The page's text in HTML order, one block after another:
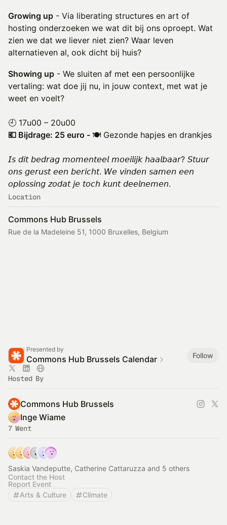
Growing up - Via liberating structures en art of
hosting onderzoeken we wat dit bij ons oproept. Wat
zien we dat we liever niet zien? Waar leven
alternatieven al, ook dicht bij huis?
Showing up - We sluiten af met een persoonlijke
vertaling: wat doe jij nu, in jouw context, met wat je
weet en voelt?
🕘 17u00 – 20u00
💶 Bijdrage: 25 euro - 🍽️ Gezonde hapjes en drankjes
𝘐𝘴 𝘥𝘪𝘵 𝘣𝘦𝘥𝘳𝘢𝘨 𝘮𝘰𝘮𝘦𝘯𝘵𝘦𝘦𝘭 𝘮𝘰𝘦𝘪𝘭𝘪𝘫𝘬 𝘩𝘢𝘢𝘭𝘣𝘢𝘢𝘳? 𝘚𝘵𝘶𝘶𝘳
𝘰𝘯𝘴 𝘨𝘦𝘳𝘶𝘴𝘵 𝘦𝘦𝘯 𝘣𝘦𝘳𝘪𝘤𝘩𝘵. 𝘞𝘦 𝘷𝘪𝘯𝘥𝘦𝘯 𝘴𝘢𝘮𝘦𝘯 𝘦𝘦𝘯
𝘰𝘱𝘭𝘰𝘴𝘴𝘪𝘯𝘨 𝘻𝘰𝘥𝘢𝘵 𝘫𝘦 𝘵𝘰𝘤𝘩 𝘬𝘶𝘯𝘵 𝘥𝘦𝘦𝘭𝘯𝘦𝘮𝘦𝘯.
Location
Commons Hub Brussels
Rue de la Madeleine 51, 1000 Bruxelles, Belgium
Presented by
Commons Hub Brussels Calendar Follow
Hosted By
Commons Hub Brussels
Inge Wiame
7 Went
Saskia Vandeputte, Catherine Cattaruzza and 5 others
Contact the Host
Report Event
Arts & Culture
Climate